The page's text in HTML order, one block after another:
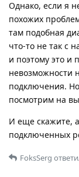
Однако, если я
похожих
там подобная
что-то не так с
и поэтому это и
невозможности
подключения.
посмотрим на
И еще скажите,
подключенных
FoksSerg